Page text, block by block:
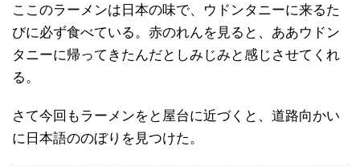
ここのラーメンは日本の味で、ウドンタニーに来るた
びに必ず食べている。赤のれんを見ると、ああウドン
タニーに帰ってきたんだとしみじみと感じさせてくれ
る。
さて今回もラーメンをと屋台に近づくと、道路向かい
に日本語ののぼりを見つけた。